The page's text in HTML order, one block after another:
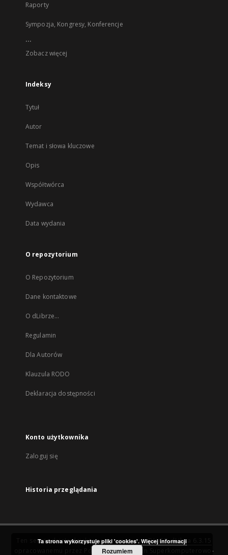
Raporty
Sympozja, Kongresy, Konferencje
...
Zobacz więcej
Indeksy
Tytuł
Autor
Temat i słowa kluczowe
Opis
Współtwórca
Wydawca
Data wydania
O repozytorium
O Repozytorium
Dane kontaktowe
O dLibrze...
Regulamin
Dla Autorów
Klauzula RODO
Deklaracja dostępności
Konto użytkownika
Zaloguj się
Historia przeglądania
Ten serwis działa dzięki oprogramowaniuDInGO dLibra 6.3.15
Poznańskie Centrum Superkomputerowo-
Ta strona wykorzystuje pliki 'cookies'. Więcej informacji
Rozumiem